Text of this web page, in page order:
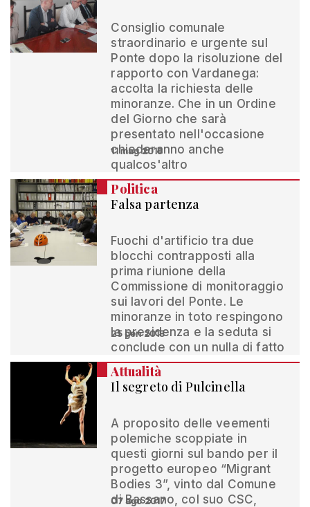
Consiglio comunale
straordinario e urgente sul
Ponte dopo la risoluzione del
rapporto con Vardanega:
accolta la richiesta delle
minoranze. Che in un Ordine
del Giorno che sarà
presentato nell'occasione
chiederanno anche
qualcos'altro
11 mag 2018
Politica
Falsa partenza
Fuochi d'artificio tra due
blocchi contrapposti alla
prima riunione della
Commissione di monitoraggio
sui lavori del Ponte. Le
minoranze in toto respingono
la presidenza e la seduta si
conclude con un nulla di fatto
25 gen 2018
Attualità
Il segreto di Pulcinella
A proposito delle veementi
polemiche scoppiate in
questi giorni sul bando per il
progetto europeo “Migrant
Bodies 3”, vinto dal Comune
di Bassano, col suo CSC,
07 ago 2017